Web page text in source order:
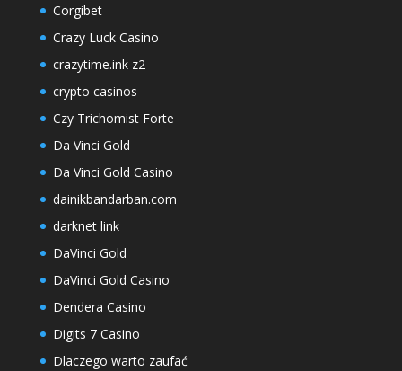
Corgibet
Crazy Luck Casino
crazytime.ink z2
crypto casinos
Czy Trichomist Forte
Da Vinci Gold
Da Vinci Gold Casino
dainikbandarban.com
darknet link
DaVinci Gold
DaVinci Gold Casino
Dendera Casino
Digits 7 Casino
Dlaczego warto zaufać